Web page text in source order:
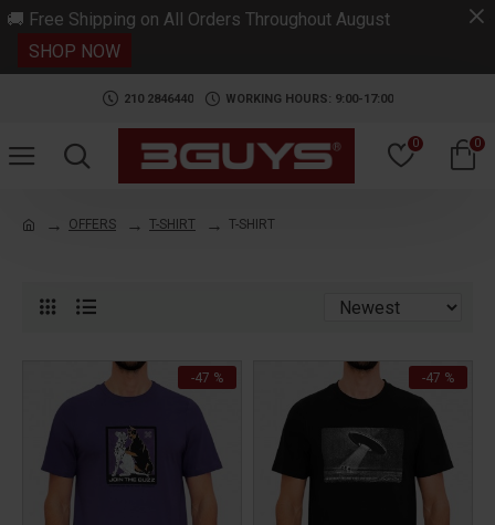
🚚 Free Shipping on All Orders Throughout August
SHOP NOW
210 2846440 WORKING HOURS: 9:00-17:00
0 0
OFFERS T-SHIRT T-SHIRT
-47 % -47 %